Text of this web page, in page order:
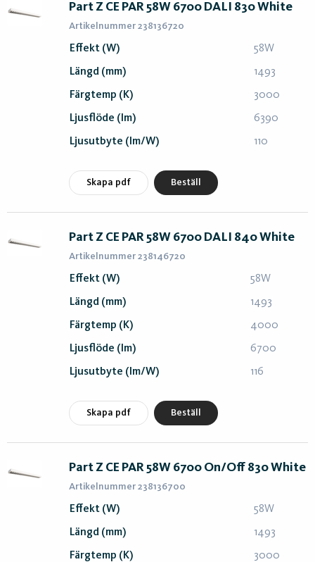
Part Z CE PAR 58W 6700 DALI 830 White
Artikelnummer 238136720
Effekt (W) 58W
Längd (mm) 1493
Färgtemp (K) 3000
Ljusflöde (lm) 6390
Ljusutbyte (lm/W) 110
Skapa pdf Beställ
Part Z CE PAR 58W 6700 DALI 840 White
Artikelnummer 238146720
Effekt (W) 58W
Längd (mm) 1493
Färgtemp (K) 4000
Ljusflöde (lm) 6700
Ljusutbyte (lm/W) 116
Skapa pdf Beställ
Part Z CE PAR 58W 6700 On/Off 830 White
Artikelnummer 238136700
Effekt (W) 58W
Längd (mm) 1493
Färgtemp (K) 3000